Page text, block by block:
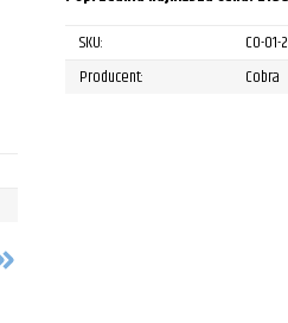
SKU:
CO-
Producent:
Cobra